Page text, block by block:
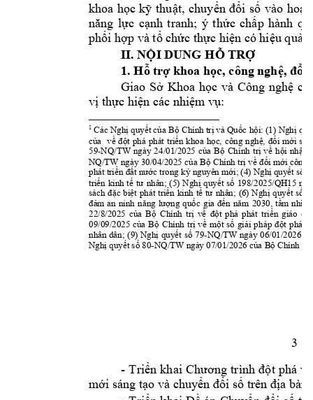
khoa học kỹ thuật, chuyển đổi số vào hoạt
năng lực cạnh tranh; ý thức chấp hành
phối hợp và tổ chức thực hiện có hiệu quả
II. NỘI DUNG HỖ TRỢ
1. Hỗ trợ khoa học, công nghệ,
Giao Sở Khoa học và Công nghệ
vị thực hiện các nhiệm vụ:
1 Các Nghị quyết của Bộ Chính trị và Quốc hội: (1) Nghị
của
về đột phá phát triển khoa học, công nghệ, đổi mới
59-NQ/TW ngày 24/01/2025 của Bộ Chính trị về hội nhập
NQ/TW ngày 30/04/2025 của Bộ Chính trị về đổi mới công
phát triển đất nước trong kỷ nguyên mới; (4) Nghị quyết số
triển kinh tế tư nhân; (5) Nghị quyết số 198/2025/QH15
sách đặc biệt phát triển kinh tế tư nhân; (6) Nghị quyết số
đảm an ninh năng lượng quốc gia đến năm 2030, tầm nhìn
22/8/2025 của Bộ Chính trị về đột phá phát triển giáo dụ
09/09/2025 của Bộ Chính trị về một số giải pháp đột phá,
nhân dân; (9) Nghị quyết số 79-NQ/TW ngày 06/01/2026
Nghị quyết số 80-NQ/TW ngày 07/01/2026 của Bộ Chính trị
3
- Triển khai Chương trình đột phá
mới sáng tạo và chuyển đổi số trên địa bàn